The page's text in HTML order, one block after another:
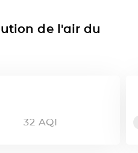
de l'air du
32 AQI